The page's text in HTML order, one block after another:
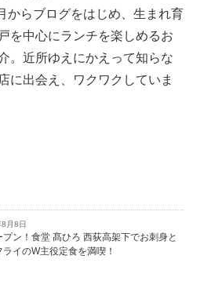
からブログをはじめ、生まれ育
を中心にランチを楽しめるお
。近所ゆえにかえって知らな
に出会え、ワクワクしていま
月8日
プン！食堂 髙ひろ 西荻高架下でお刺身と
ライのW主役定食を満喫！